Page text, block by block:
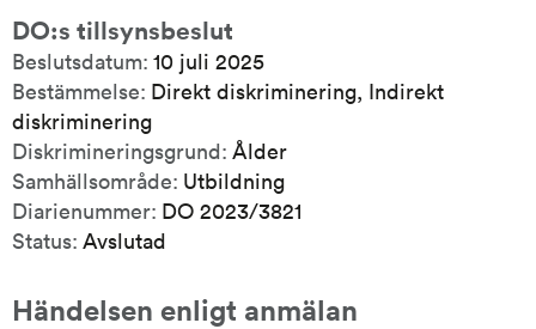
DO:s tillsynsbeslut
Beslutsdatum: 10 juli 2025
Bestämmelse: Direkt diskriminering, Indirekt
diskriminering
Diskrimineringsgrund: Ålder
Samhällsområde: Utbildning
Diarienummer: DO 2023/3821
Status: Avslutad
Händelsen enligt anmälan